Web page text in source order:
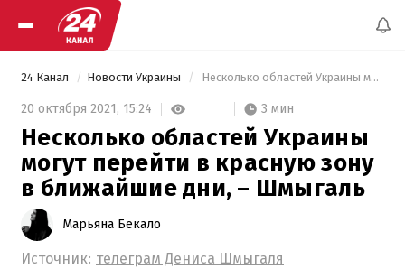
24 Канал Новости Украины Несколько областей Украины могут перейти в красную зону в ближайшие дни, – Шмыгаль
20 октября 2021, 15:24 3 мин
Несколько областей Украины
могут перейти в красную зону
в ближайшие дни, – Шмыгаль
Марьяна Бекало
Источник: телеграм Дениса Шмыгаля